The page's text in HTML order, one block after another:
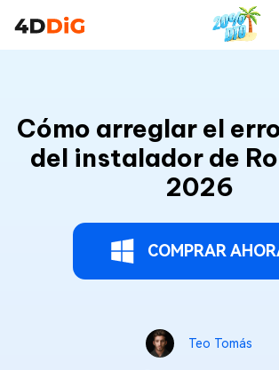
Cómo arreglar el
del instalador de
2026
COMPRAR
Teo Tomás